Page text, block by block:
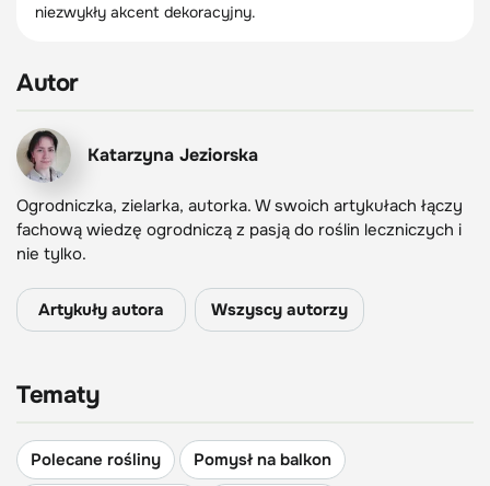
niezwykły akcent dekoracyjny.
Autor
Katarzyna Jeziorska
Ogrodniczka, zielarka, autorka. W swoich artykułach łączy
fachową wiedzę ogrodniczą z pasją do roślin leczniczych i
nie tylko.
Artykuły autora Wszyscy autorzy
Tematy
Polecane rośliny
Pomysł na balkon